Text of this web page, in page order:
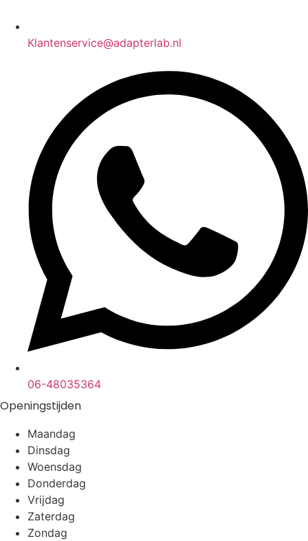
Klantenservice@adapterlab.nl
06-48035364
Openingstijden
Maandag
Dinsdag
Woensdag
Donderdag
Vrijdag
Zaterdag
Zondag